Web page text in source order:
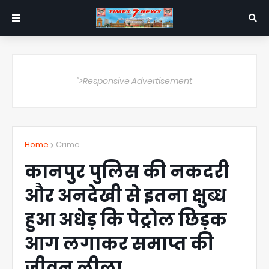
">Responsive Advertisement
Home Crime
कानपुर पुलिस की नकदरी
और अनदेखी से इतना क्षुब्ध
हुआ अधेड़ कि पेट्रोल छिड़क
आग लगाकर समाप्त की